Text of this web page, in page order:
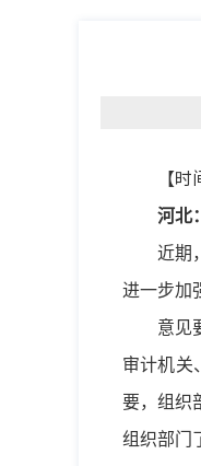
【
河北
近期
进一步加
意见
审计机关
要，组织
组织部门